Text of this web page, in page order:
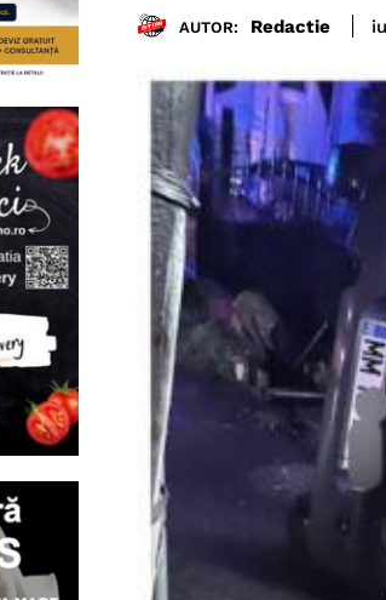
AUTOR: Redactie